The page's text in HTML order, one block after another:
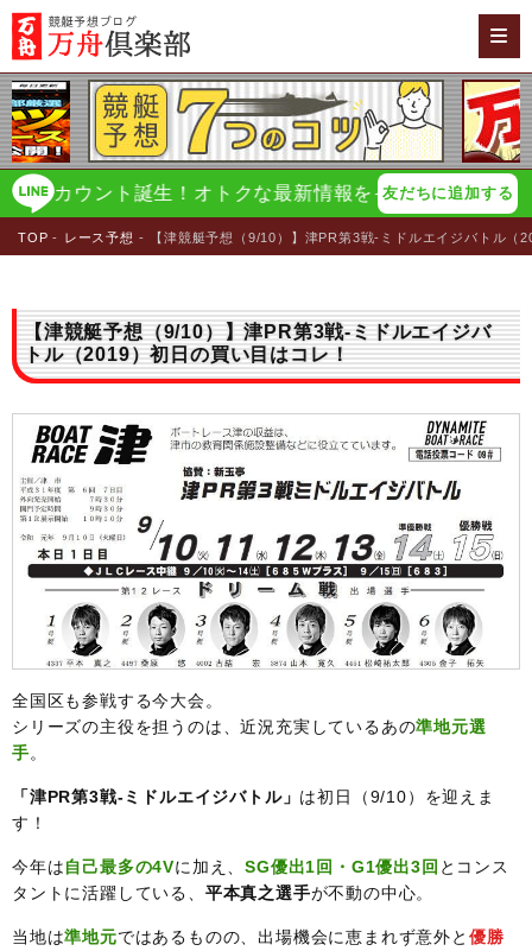
ント誕生！オトクな最新情報をイチ早く配信！ 万舟
友だちに追加する
TOP レース予想 【津競艇予想（9/10）】津PR第3戦-ミドルエイジバトル（
【津競艇予想（9/10）】津PR第3戦-ミドルエイジバ
トル（2019）初日の買い目はコレ！
全国区も参戦する今大会。
シリーズの主役を担うのは、近況充実しているあの準地元選
手。
「津PR第3戦-ミドルエイジバトル」 は初日（9/10）を迎えま
す！
今年は自己最多の4Vに加え、SG優出1回・G1優出3回 とコンス
タントに活躍している、 平本真之選手が不動の中心。
当地は準地元ではあるものの、出場機会に恵まれず意外と 優勝